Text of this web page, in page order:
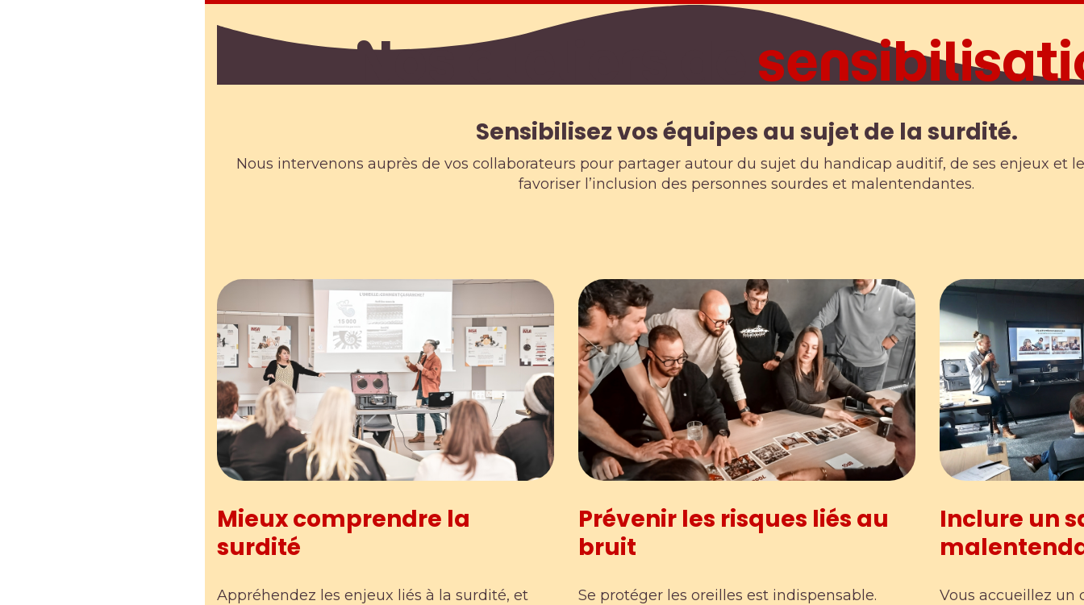
Nos ateliers de
Sensibilisez vos équipes au sujet de la surdité.
Nous intervenons auprès de vos collaborateurs pour partager autour du sujet du handicap auditif, de ses enjeux et
favoriser l’inclusion des personnes sourdes et malentendantes.
Mieux comprendre la
surdité
Appréhendez les enjeux liés à la surdité, et
Prévenir les risques liés au
bruit
Se protéger les oreilles est indispensable.
Inclure un
Vous accueillez un